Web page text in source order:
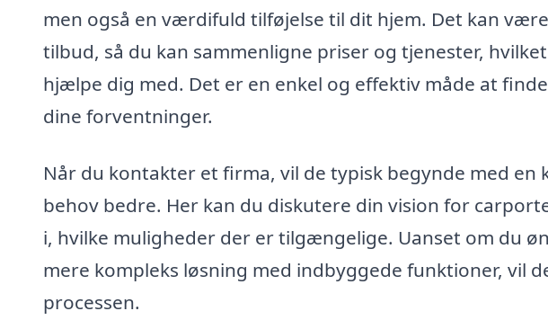
men også en værdifuld tilføjelse til dit hjem. Det kan
tilbud, så du kan sammenligne priser og tjenester,
hjælpe dig med. Det er en enkel og effektiv måde at
dine forventninger.
Når du kontakter et firma, vil de typisk begynde med
behov bedre. Her kan du diskutere din vision for
i, hvilke muligheder der er tilgængelige. Uanset om du
mere kompleks løsning med indbyggede funktioner, vil
processen.